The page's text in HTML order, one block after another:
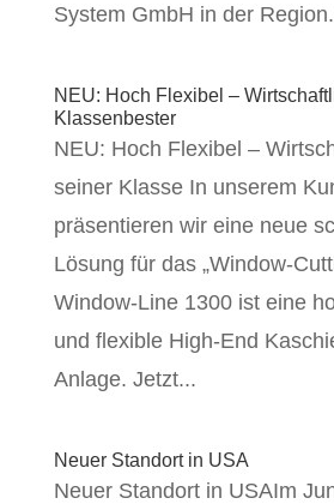
System GmbH in der
NEU: Hoch Flexibel –
Klassenbester
NEU: Hoch Flexibel –
seiner Klasse In unserem
präsentieren wir eine neue
Lösung für das „Window-
Window-Line 1300 ist eine
und flexible High-End
Anlage. Jetzt...
Neuer Standort in USA
Neuer Standort in USAIm